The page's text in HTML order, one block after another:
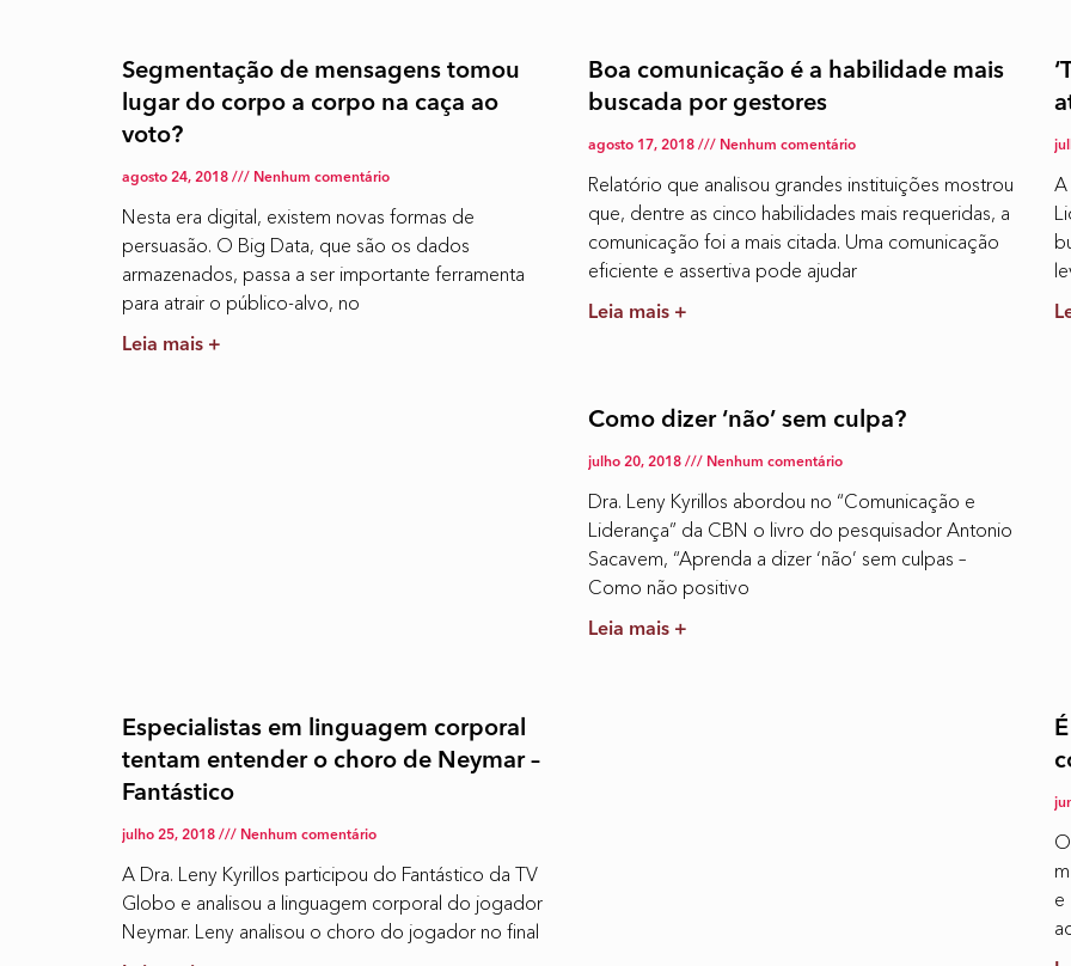
Segmentação de mensagens tomou
lugar do corpo a corpo na caça ao
voto?
agosto 24, 2018 Nenhum comentário
Nesta era digital, existem novas formas de
persuasão. O Big Data, que são os dados
armazenados, passa a ser importante ferramenta
para atrair o público-alvo, no
Leia mais +
Boa comunicação é a habilidade mais
buscada por gestores
agosto 17, 2018 Nenhum comentário
Relatório que analisou grandes instituições mostrou
que, dentre as cinco habilidades mais requeridas, a
comunicação foi a mais citada. Uma comunicação
eficiente e assertiva pode ajudar
Leia mais +
A
Especialistas em linguagem corporal
tentam entender o choro de Neymar –
Fantástico
julho 25, 2018 Nenhum comentário
A Dra. Leny Kyrillos participou do Fantástico da TV
Globo e analisou a linguagem corporal do jogador
Neymar. Leny analisou o choro do jogador no final
Como dizer ‘não’ sem culpa?
julho 20, 2018 Nenhum comentário
Dra. Leny Kyrillos abordou no “Comunicação e
Liderança” da CBN o livro do pesquisador Antonio
Sacavem, “Aprenda a dizer ‘não’ sem culpas –
Como não positivo
Leia mais +
e